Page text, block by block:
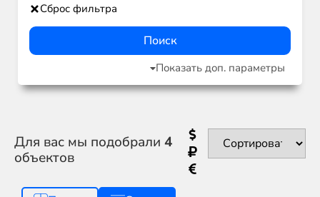
Сброс фильтра
Поиск
Показать доп. параметры
Для вас мы подобрали 4
объектов